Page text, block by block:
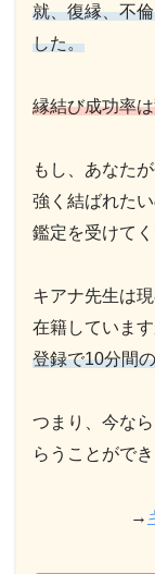
就、復縁、不
した。
縁結び成功率
もし、あなた
強く結ばれた
鑑定を受けてく
キアナ先生は
在籍しています
登録で10分間
つまり、今な
らうことがで
→